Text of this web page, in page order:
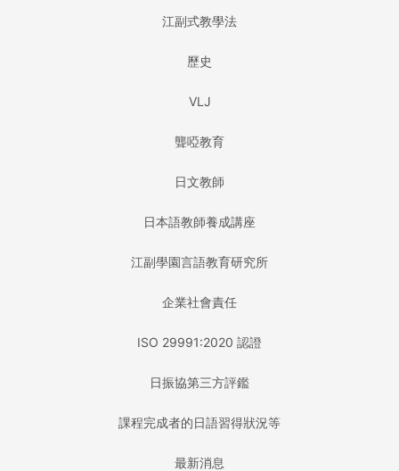
江副式教學法
歷史
VLJ
聾啞教育
日文教師
日本語教師養成講座
江副學園言語教育研究所
企業社會責任
ISO 29991:2020 認證
日振協第三方評鑑
課程完成者的日語習得狀況等
最新消息